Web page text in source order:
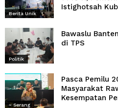
Berita Unik
Istighotsah
Politik
Bawaslu
di TPS
~ Serang
Pasca Pemilu
Masyarakat
Kesempatan